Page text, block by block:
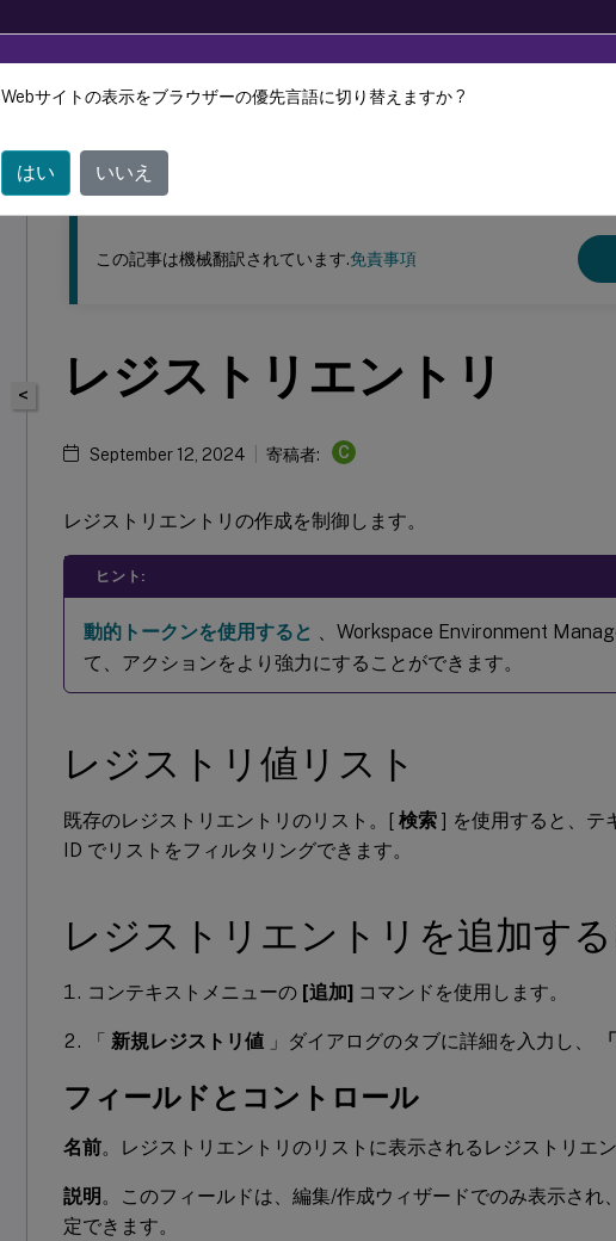
このコンテンツは動的に機械翻訳されています。
ワークスペース環境管理
<
この記事は機械翻訳されています.免責事項
レジストリエントリ
September 12, 2024 寄稿者: C
レジストリエントリの作成を制御します。
ヒント:
動的トークンを使用すると
、Workspace Environment
て、アクションをより強力にすることができます。
レジストリ値リスト
既存のレジストリエントリのリスト。[ 検索 ] を使用すると、テ
ID でリストをフィルタリングできます。
レジストリエントリを追加す
コンテキストメニューの [追加] コマンドを使用します。
「 新規レジストリ値 」ダイアログのタブに詳細を入力し、
フィールドとコントロール
名前。レジストリエントリのリストに表示されるレジストリエン
説明 。このフィールドは、編集/作成ウィザードでのみ表示され
定できます。
Webサイトの表示をブラウザーの優先言語に切り替えますか ?
はい いいえ